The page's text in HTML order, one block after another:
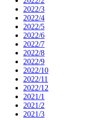
2022/3
2022/4
2022/5
2022/6
2022/7
2022/8
2022/9
2022/10
2022/11
2022/12
2021/1
2021/2
2021/3